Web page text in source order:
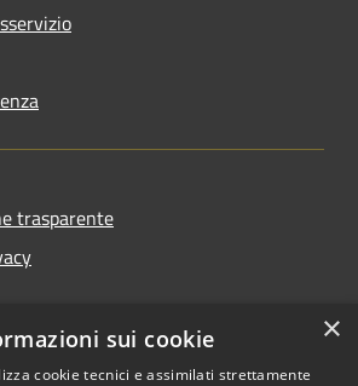
trasparente
accessibilità
×
sui cookie
cookie tecnici e assimilati strettamente